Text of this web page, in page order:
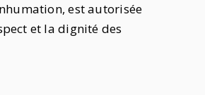
est autorisée
et la dignité des